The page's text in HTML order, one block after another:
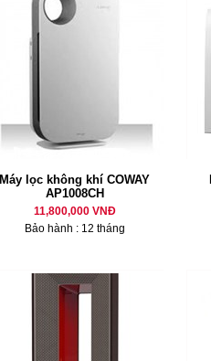
Máy lọc không khí COWAY
AP1008CH
11,800,000 VNĐ
Bảo hành : 12 tháng